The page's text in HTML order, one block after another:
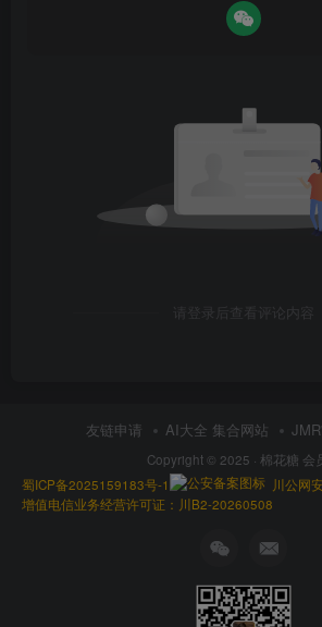
请登录后查看评论内容
友链申请 AI大全 集合网站
Copyright © 2025 · 棉花糖 会
蜀ICP备2025159183号-1
川公网
增值电信业务经营许可证：川B2-20260508